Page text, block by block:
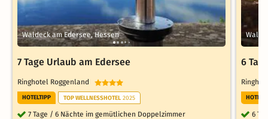
Waldeck am Edersee, Hessen
7 Tage Urlaub am Edersee
Ringhotel Roggenland
HOTELTIPP TOP WELLNESSHOTEL 2025
7 Tage / 6 Nächte im gemütlichen Doppelzimmer
6
6